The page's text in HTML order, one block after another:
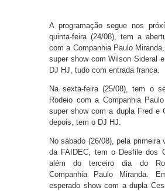
A programação segue nos
quinta-feira (24/08), tem a
com a Companhia Paulo
super show com Wilson Sideral
DJ HJ, tudo com entrada franca.
Na sexta-feira (25/08), tem o
Rodeio com a Companhia
super show com a dupla Fred e
depois, tem o DJ HJ.
No sábado (26/08), pela primeira
da FAIDEC, tem o Desfile dos
além do terceiro dia do
Companhia Paulo Miranda.
esperado show com a dupla